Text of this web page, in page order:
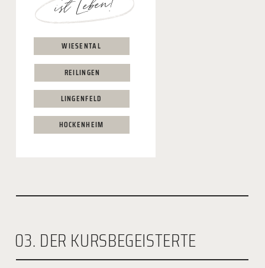
ist Leben!
WIESENTAL
REILINGEN
LINGENFELD
HOCKENHEIM
03. DER KURSBEGEISTERTE